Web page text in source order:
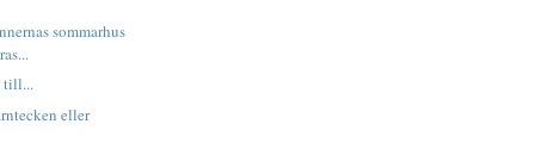
sommarhus
till...
eller